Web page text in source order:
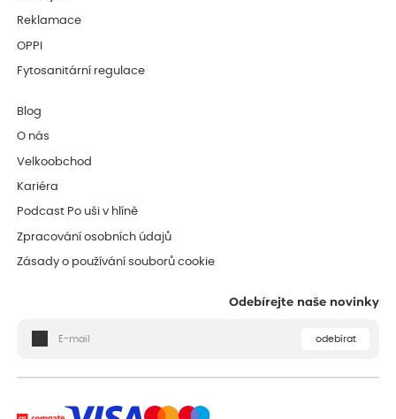
Reklamace
OPPI
Fytosanitární regulace
Blog
O nás
Velkoobchod
Kariéra
Podcast Po uši v hlíně
Zpracování osobních údajů
Zásady o používání souborů cookie
Odebírejte naše novinky
odebírat